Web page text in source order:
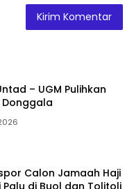
– UGM Pulihkan
Donggala
Calon Jamaah Haji
di Buol dan Tolitoli